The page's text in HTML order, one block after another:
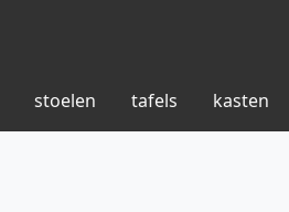
stoelen tafels kasten